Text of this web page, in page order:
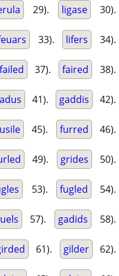
29). ligase 30).
33). lifers 34).
failed 37). faired 38).
41). gaddis 42).
45). furred 46).
49). grides 50).
53). fugled 54).
57). gadids 58).
61). gilder 62).